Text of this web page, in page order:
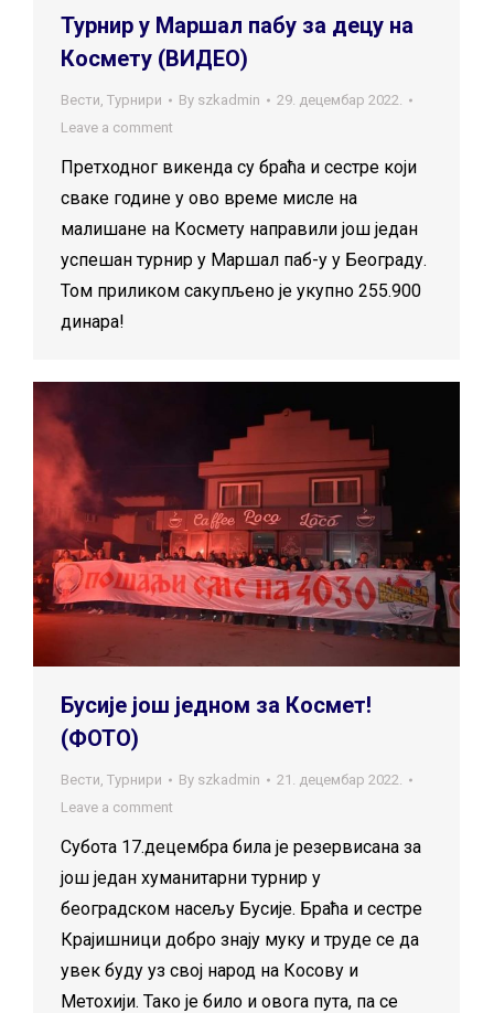
Турнир у Маршал пабу за децу на
Космету (ВИДЕО)
Вести, Турнири By szkadmin
29. децембар 2022.
Leave a comment
Претходног викенда су браћа и сестре који
сваке године у ово време мисле на
малишане на Космету направили још један
успешан турнир у Маршал паб-у у Београду.
Том приликом сакупљено је укупно 255.900
динара!
Бусије још једном за Космет!
(ФОТО)
Вести, Турнири By szkadmin
21. децембар 2022.
Leave a comment
Субота 17.децембра била је резервисана за
још један хуманитарни турнир у
београдском насељу Бусије. Браћа и сестре
Крајишници добро знају муку и труде се да
увек буду уз свој народ на Косову и
Метохији. Тако је било и овога пута, па се